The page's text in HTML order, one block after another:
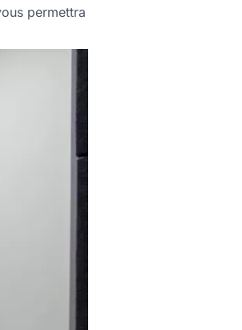
permettra